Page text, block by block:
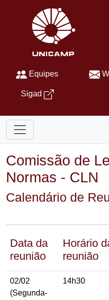
Equipes
Sigad
Comissão de
Normas - CLN
Calendário de
Data da
reunião
Horário
reunião
02/02
(Segunda-
14h30